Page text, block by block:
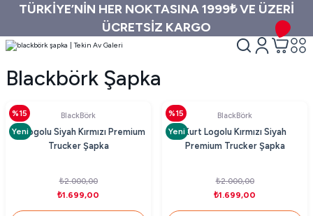
TÜRKİYE’NİN HER NOKTASINA 1999₺ VE ÜZERİ
ÜCRETSİZ KARGO
Blackbörk Şapka
%15
Yeni
BlackBörk
At Logolu Siyah Kırmızı Premium
Trucker Şapka
₺2.000,00
₺1.699,00
%15
Yeni
BlackBörk
Kurt Logolu Kırmızı Siyah
Premium Trucker Şapka
₺2.000,00
₺1.699,00